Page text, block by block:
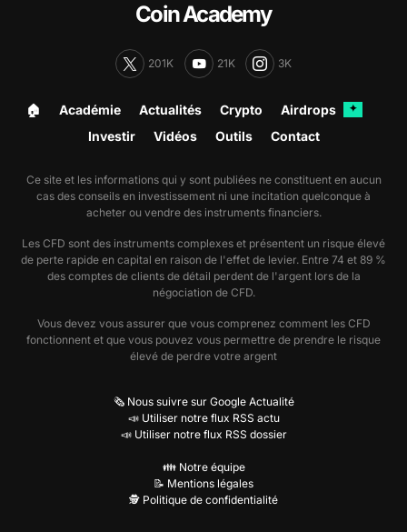
Coin Academy
201K 21K 3K
🏠︎ Académie Actualités Crypto Airdrops ✦
Investir Vidéos Outils Contact
Ce site et les informations qui y sont publiées ne constituent en aucun
cas des conseils en investissement ni une incitation quelconque à
acheter ou vendre des instruments financiers.
Les CFD sont des instruments complexes et présentent un risque élevé
de perte rapide en capital en raison de l'effet de levier. Entre 74 et 89 %
des comptes de clients de détail perdent de l'argent lors de la
négociation de CFD.
Vous devez vous assurer que vous comprenez comment les CFD
fonctionnent et que vous pouvez vous permettre de prendre le risque
élevé de perdre votre argent
🗞️ Nous suivre sur Google Actualité
📣 Utiliser notre flux RSS actu
📣 Utiliser notre flux RSS dossier
👪 Notre équipe
📝 Mentions légales
🕵️ Politique de confidentialité